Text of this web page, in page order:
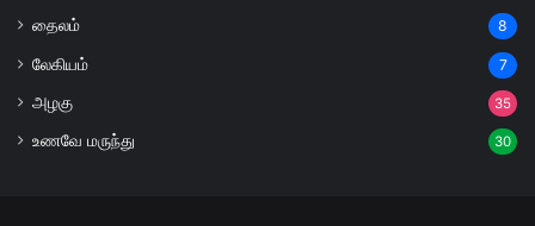
தைலம் 8
லேகியம் 7
அழகு 35
உணவே மருந்து 30